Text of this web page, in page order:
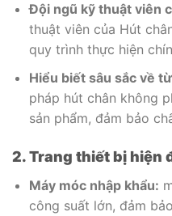
Đội ngũ kỹ thuật viên
thuật viên của Hút
quy trình thực hiện
Hiểu biết sâu sắc về
pháp hút chân không
sản phẩm, đảm bảo
2. Trang thiết bị hiện
Máy móc nhập khẩu:
công suất lớn, đảm